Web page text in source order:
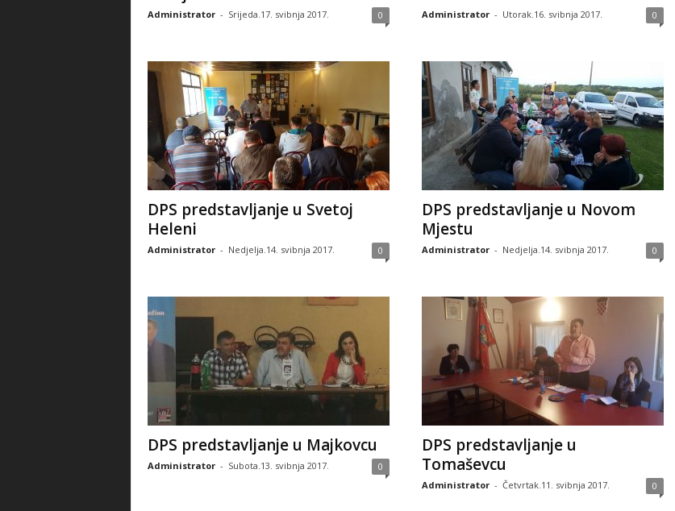
Administrator - Srijeda.17. svibnja 2017. 0 Administrator - Utorak.16. svibnja 2017. 0
DPS predstavljanje u Svetoj
Heleni
Administrator - Nedjelja.14. svibnja 2017. 0
DPS predstavljanje u Novom
Mjestu
Administrator - Nedjelja.14. svibnja 2017. 0
DPS predstavljanje u Majkovcu
Administrator - Subota.13. svibnja 2017. 0
DPS predstavljanje u
Tomaševcu
Administrator - Četvrtak.11. svibnja 2017. 0